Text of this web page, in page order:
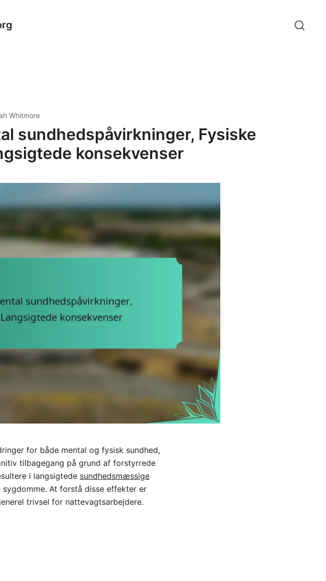
Whitmore
sundhedspåvirkninger, Fysiske
konsekvenser
for både mental og fysisk sundhed,
tilbagegang på grund af forstyrrede
i langsigtede sundhedsmæssige
At forstå disse effekter er
trivsel for nattevagtsarbejdere.